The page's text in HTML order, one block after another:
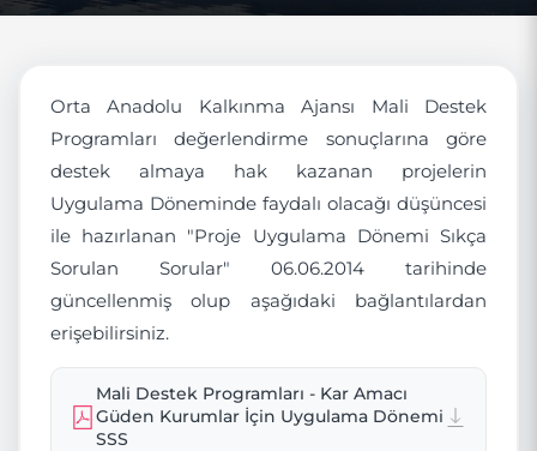
Orta Anadolu Kalkınma Ajansı Mali Destek
Programları değerlendirme sonuçlarına göre
destek almaya hak kazanan projelerin
Uygulama Döneminde faydalı olacağı düşüncesi
ile hazırlanan "Proje Uygulama Dönemi Sıkça
Sorulan Sorular" 06.06.2014 tarihinde
güncellenmiş olup aşağıdaki bağlantılardan
erişebilirsiniz.
Mali Destek Programları - Kar Amacı
Güden Kurumlar İçin Uygulama Dönemi
SSS